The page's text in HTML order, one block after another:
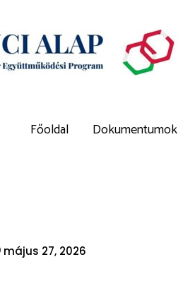
Főoldal Dokumentumok
május 27, 2026